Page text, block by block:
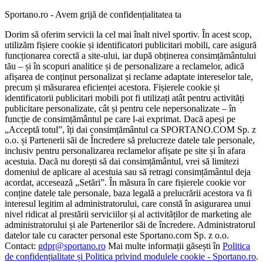
Sportano.ro - Avem grijă de confidențialitatea ta
Dorim să oferim servicii la cel mai înalt nivel sportiv. În acest scop,
utilizăm fișiere cookie și identificatori publicitari mobili, care asigură
funcționarea corectă a site-ului, iar după obținerea consimțământului
tău – și în scopuri analitice și de personalizare a reclamelor, adică
afișarea de conținut personalizat și reclame adaptate intereselor tale,
precum și măsurarea eficienței acestora. Fișierele cookie și
identificatorii publicitari mobili pot fi utilizați atât pentru activități
publicitare personalizate, cât și pentru cele nepersonalizate – în
funcție de consimțământul pe care l-ai exprimat. Dacă apeși pe
„Acceptă totul”, îți dai consimțământul ca SPORTANO.COM Sp. z
o.o. și Partenerii săi de Încredere să prelucreze datele tale personale,
inclusiv pentru personalizarea reclamelor afișate pe site și în afara
acestuia. Dacă nu dorești să dai consimțământul, vrei să limitezi
domeniul de aplicare al acestuia sau să retragi consimțământul deja
acordat, accesează „Setări”. În măsura în care fișierele cookie vor
conține datele tale personale, baza legală a prelucrării acestora va fi
interesul legitim al administratorului, care constă în asigurarea unui
nivel ridicat al prestării serviciilor și al activităților de marketing ale
administratorului și ale Partenerilor săi de încredere. Administratorul
datelor tale cu caracter personal este Sportano.com Sp. z o.o.
Contact: gdpr@sportano.ro Mai multe informații găsești în Politica
de confidențialitate și Politica privind modulele cookie - Sportano.ro.